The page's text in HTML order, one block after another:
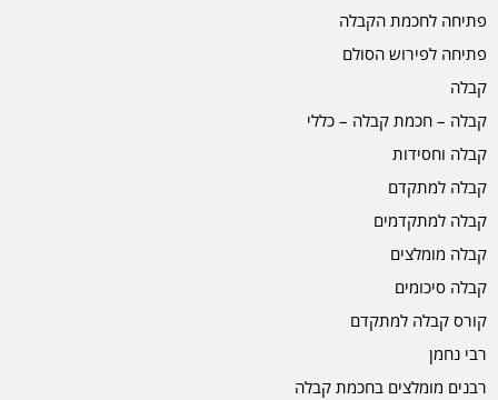
פתיחה לחכמת הקבלה
פתיחה לפירוש הסולם
קבלה
קבלה – חכמת קבלה – כללי
קבלה וחסידות
קבלה למתקדם
קבלה למתקדמים
קבלה מומלצים
קבלה סיכומים
קורס קבלה למתקדם
רבי נחמן
רבנים מומלצים בחכמת קבלה